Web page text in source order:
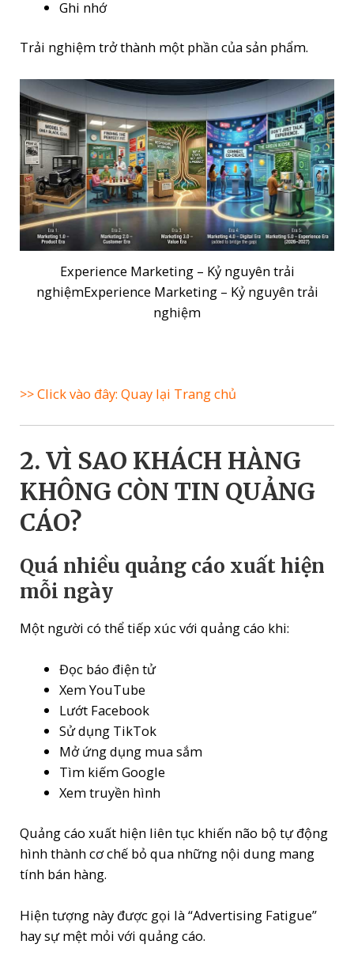
Ghi nhớ
Trải nghiệm trở thành một phần của sản phẩm.
Experience Marketing – Kỷ nguyên trải
nghiệmExperience Marketing – Kỷ nguyên trải
nghiệm
>> Click vào đây: Quay lại Trang chủ
2. VÌ SAO KHÁCH HÀNG
KHÔNG CÒN TIN QUẢNG
CÁO?
Quá nhiều quảng cáo xuất hiện
mỗi ngày
Một người có thể tiếp xúc với quảng cáo khi:
Đọc báo điện tử
Xem YouTube
Lướt Facebook
Sử dụng TikTok
Mở ứng dụng mua sắm
Tìm kiếm Google
Xem truyền hình
Quảng cáo xuất hiện liên tục khiến não bộ tự động
hình thành cơ chế bỏ qua những nội dung mang
tính bán hàng.
Hiện tượng này được gọi là “Advertising Fatigue”
hay sự mệt mỏi với quảng cáo.